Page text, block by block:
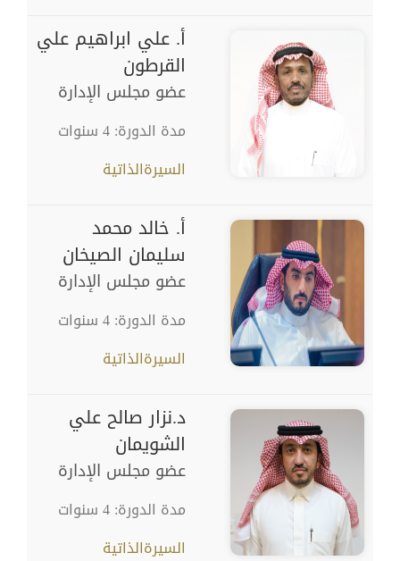
أ. علي ابراهيم علي
القرطون
عضو مجلس الإدارة
مدة الدورة: 4 سنوات
السيرةالذاتية
أ. خالد محمد
سليمان الصيخان
عضو مجلس الإدارة
مدة الدورة: 4 سنوات
السيرةالذاتية
د.نزار صالح علي
الشويمان
عضو مجلس الإدارة
مدة الدورة: 4 سنوات
السيرةالذاتية